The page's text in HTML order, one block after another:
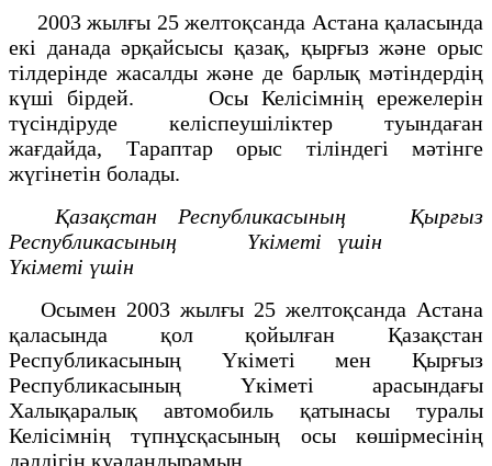
2003 жылғы 25 желтоқсанда Астана қаласында
екi данада әрқайсысы қазақ, қырғыз және орыс
тiлдерiнде жасалды және де барлық мәтiндердiң
күшi бiрдей. Осы Келiсiмнiң ережелерiн
түсiндiруде келiспеушiлiктер туындаған
жағдайда, Тараптар орыс тiлiндегi мәтiнге
жүгiнетiн болады.
Қазақстан Республикасының Қырғыз
Республикасының
Үкiметi үшiн
Yкiметi үшiн
Осымен 2003 жылғы 25 желтоқсанда Астана
қаласында қол қойылған Қазақстан
Республикасының Үкiметi мен Қырғыз
Республикасының Үкiметi арасындағы
Халықаралық автомобиль қатынасы туралы
Келiсiмнiң түпнұсқасының осы көшiрмесiнің
дәлдiгiн куәландырамын.